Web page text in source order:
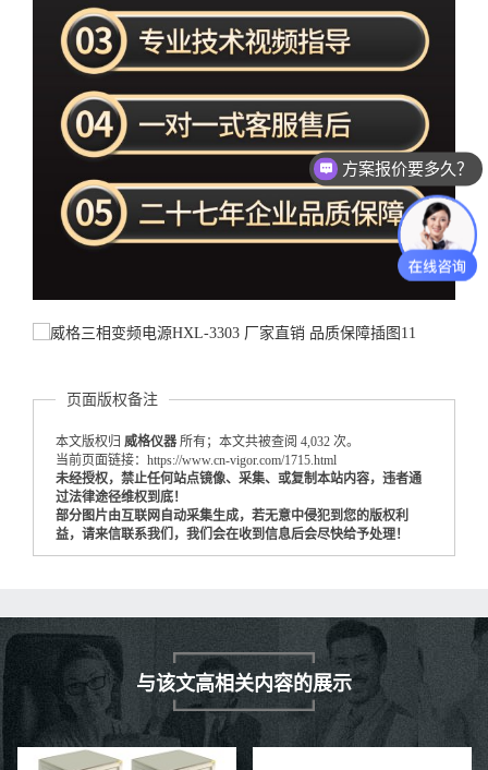
页面版权备注
本文版权归 威格仪器 所有；本文共被查阅 4,032 次。
当前页面链接：https://www.cn-vigor.com/1715.html
未经授权，禁止任何站点镜像、采集、或复制本站内容，违者通
过法律途径维权到底！
部分图片由互联网自动采集生成，若无意中侵犯到您的版权利
益，请来信联系我们，我们会在收到信息后会尽快给予处理！
与该文高相关内容的展示
测试设备怎么收费的？